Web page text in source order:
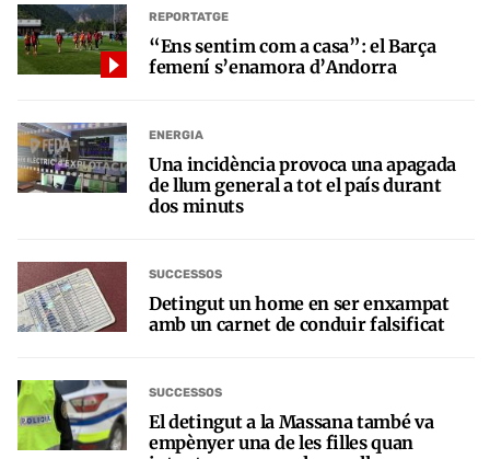
REPORTATGE
“Ens sentim com a casa”: el Barça
femení s’enamora d’Andorra
ENERGIA
Una incidència provoca una apagada
de llum general a tot el país durant
dos minuts
SUCCESSOS
Detingut un home en ser enxampat
amb un carnet de conduir falsificat
SUCCESSOS
El detingut a la Massana també va
empènyer una de les filles quan